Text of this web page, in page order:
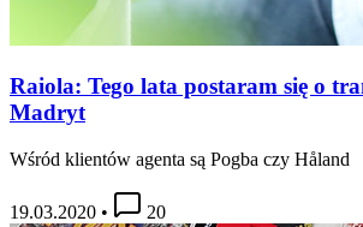
Raiola: Tego lata postaram się o
Madryt
Wśród klientów agenta są Pogba czy Håland
19.03.2020 • 20